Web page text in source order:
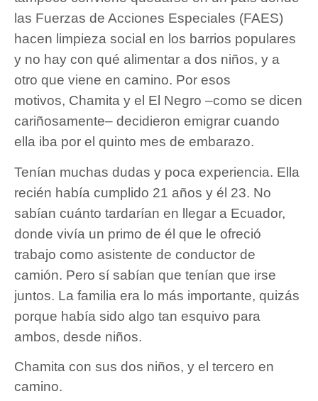
las Fuerzas de Acciones Especiales (FAES)
hacen limpieza social en los barrios populares
y no hay con qué alimentar a dos niños, y a
otro que viene en camino. Por esos
motivos, Chamita y el El Negro –como se dicen
cariñosamente– decidieron emigrar cuando
ella iba por el quinto mes de embarazo.
Tenían muchas dudas y poca experiencia. Ella
recién había cumplido 21 años y él 23. No
sabían cuánto tardarían en llegar a Ecuador,
donde vivía un primo de él que le ofreció
trabajo como asistente de conductor de
camión. Pero sí sabían que tenían que irse
juntos. La familia era lo más importante, quizás
porque había sido algo tan esquivo para
ambos, desde niños.
Chamita con sus dos niños, y el tercero en
camino.